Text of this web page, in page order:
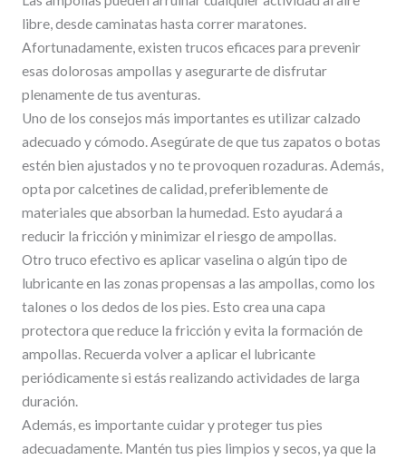
libre, desde caminatas hasta correr maratones.
Afortunadamente, existen trucos eficaces para prevenir
esas dolorosas ampollas y asegurarte de disfrutar
plenamente de tus aventuras.
Uno de los consejos más importantes es utilizar calzado
adecuado y cómodo. Asegúrate de que tus zapatos o botas
estén bien ajustados y no te provoquen rozaduras. Además,
opta por calcetines de calidad, preferiblemente de
materiales que absorban la humedad. Esto ayudará a
reducir la fricción y minimizar el riesgo de ampollas.
Otro truco efectivo es aplicar vaselina o algún tipo de
lubricante en las zonas propensas a las ampollas, como los
talones o los dedos de los pies. Esto crea una capa
protectora que reduce la fricción y evita la formación de
ampollas. Recuerda volver a aplicar el lubricante
periódicamente si estás realizando actividades de larga
duración.
Además, es importante cuidar y proteger tus pies
adecuadamente. Mantén tus pies limpios y secos, ya que la